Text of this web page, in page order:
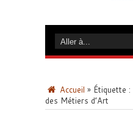
Accueil » Étiquette :
des Métiers d’Art